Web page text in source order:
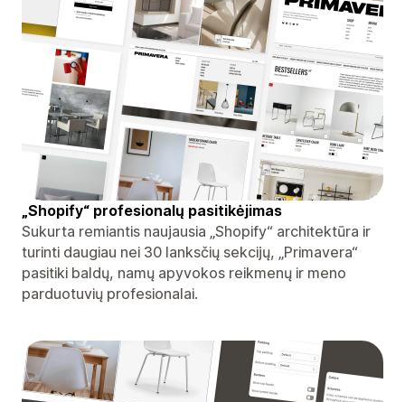
„Shopify“ profesionalų pasitikėjimas
Sukurta remiantis naujausia „Shopify“ architektūra ir
turinti daugiau nei 30 lanksčių sekcijų, „Primavera“
pasitiki baldų, namų apyvokos reikmenų ir meno
parduotuvių profesionalai.